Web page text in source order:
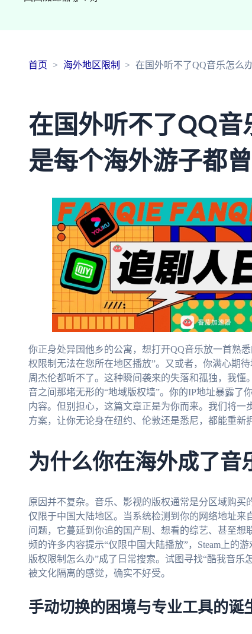
首页 海外地区限制 在国外听不了QQ音乐怎么
在国外听不了QQ音
是每个海外游子都
你正身处异国他乡的公寓，想打开QQ音乐放一首熟
权限制无法在您所在地区播放”。又或者，你满心期
周杰伦都听不了。这种瞬间袭来的失落和孤独，我
音之间那堵无形的“地域版权墙”。你的IP地址暴露了
内容。但别担心，这篇文章正是为你而来。我们将
方案，让你无论身在纽约、伦敦还是悉尼，都能重新
为什么你在海外成了音
原因并不复杂。音乐、影视的版权通常是分区域购
仅限于中国大陆地区。当系统检测到你的网络地址
问题，它蔓延到你追的国产剧、想看的综艺、甚至
频的许多内容提示“仅限中国大陆播放”，Steam上的
版权限制怎么办”成了日常搜索。试图寻找“酷我音
被文化隔离的感觉，确实不好受。
手动切换的困境与专业工具的诞